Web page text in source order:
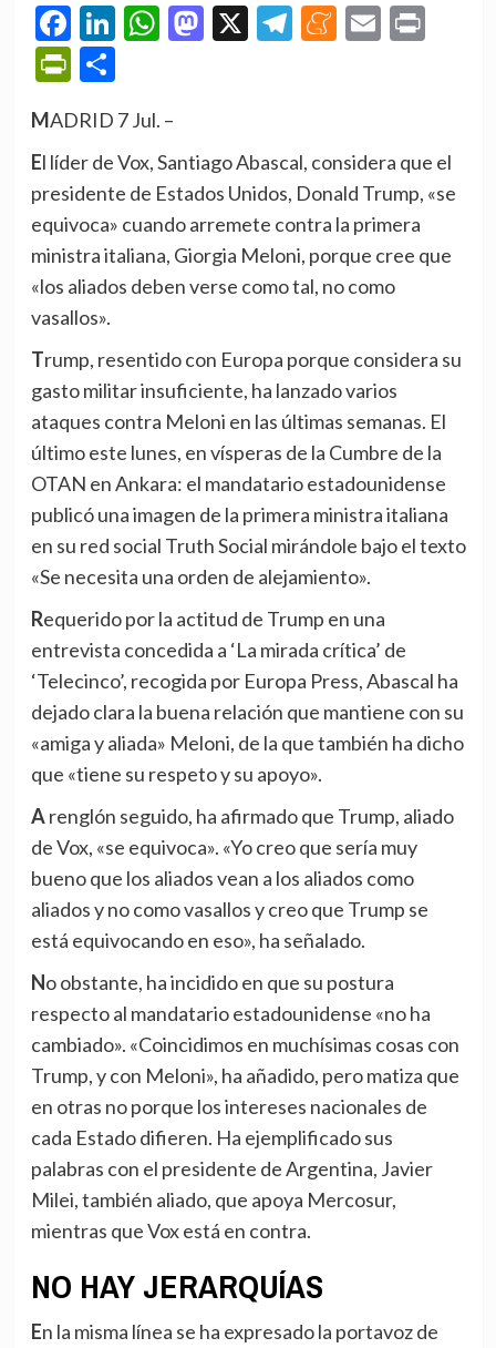
Facebook
LinkedIn
WhatsApp
Mastodon
X Telegram
Meneame
Email
PrintFriendly
Compartir
MADRID 7 Jul. –
El líder de Vox, Santiago Abascal, considera que el
presidente de Estados Unidos, Donald Trump, «se
equivoca» cuando arremete contra la primera
ministra italiana, Giorgia Meloni, porque cree que
«los aliados deben verse como tal, no como
vasallos».
Trump, resentido con Europa porque considera su
gasto militar insuficiente, ha lanzado varios
ataques contra Meloni en las últimas semanas. El
último este lunes, en vísperas de la Cumbre de la
OTAN en Ankara: el mandatario estadounidense
publicó una imagen de la primera ministra italiana
en su red social Truth Social mirándole bajo el texto
«Se necesita una orden de alejamiento».
Requerido por la actitud de Trump en una
entrevista concedida a ‘La mirada crítica’ de
‘Telecinco’, recogida por Europa Press, Abascal ha
dejado clara la buena relación que mantiene con su
«amiga y aliada» Meloni, de la que también ha dicho
que «tiene su respeto y su apoyo».
A renglón seguido, ha afirmado que Trump, aliado
de Vox, «se equivoca». «Yo creo que sería muy
bueno que los aliados vean a los aliados como
aliados y no como vasallos y creo que Trump se
está equivocando en eso», ha señalado.
No obstante, ha incidido en que su postura
respecto al mandatario estadounidense «no ha
cambiado». «Coincidimos en muchísimas cosas con
Trump, y con Meloni», ha añadido, pero matiza que
en otras no porque los intereses nacionales de
cada Estado difieren. Ha ejemplificado sus
palabras con el presidente de Argentina, Javier
Milei, también aliado, que apoya Mercosur,
mientras que Vox está en contra.
NO HAY JERARQUÍAS
En la misma línea se ha expresado la portavoz de